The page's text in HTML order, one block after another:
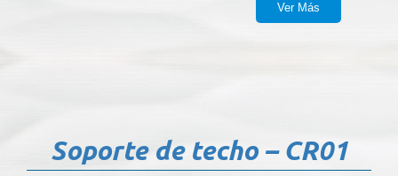
Ver Más
Soporte de techo – CR01